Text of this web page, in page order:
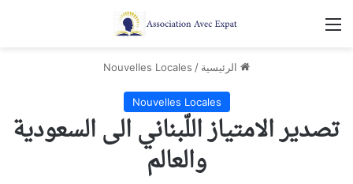
القائمة
الرئيسية /
Nouvelles Locales
Nouvelles Locales
تصدير الامتياز اللّبناني الى السعودية
والعالم